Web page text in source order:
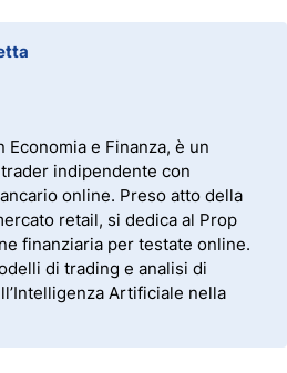
e Finanza, è un
indipendente con
online. Preso atto della
retail, si dedica al Prop
finanziaria per testate online.
di trading e analisi di
Artificiale nella